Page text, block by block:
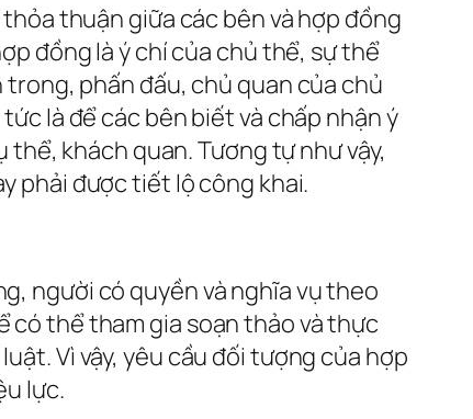
thuận giữa các bên và hợp đồng
đồng là ý chí của chủ thể, sự thể
trong, phấn đấu, chủ quan của chủ
là để các bên biết và chấp nhận ý
khách quan. Tương tự như vậy,
phải được tiết lộ công khai.
người có quyền và nghĩa vụ theo
có thể tham gia soạn thảo và thực
Vì vậy, yêu cầu đối tượng của hợp
lực.